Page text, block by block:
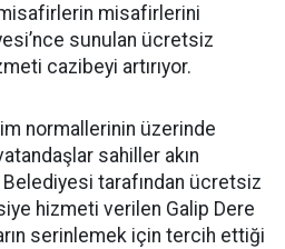
misafirlerini
sunulan ücretsiz
cazibeyi artırıyor.
normallerinin üzerinde
sahiller akın
Belediyesi tarafından ücretsiz
hizmeti verilen Galip Dere
serinlemek için tercih ettiği